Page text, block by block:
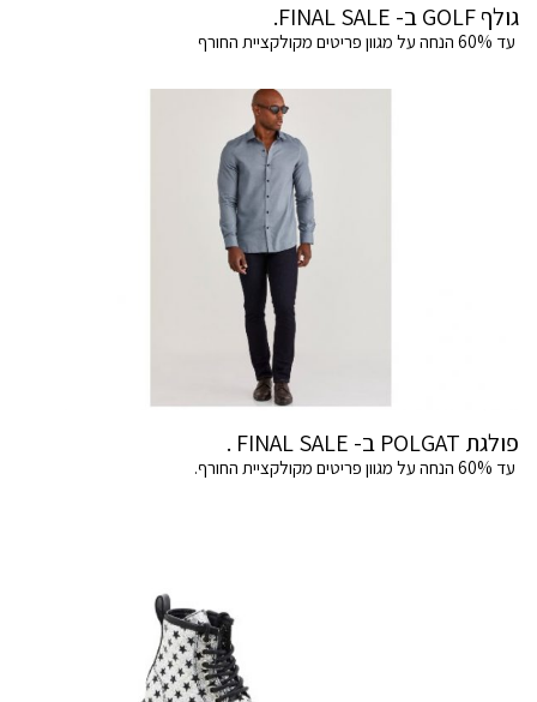
גולף GOLF ב- FINAL SALE.
עד 60% הנחה על מגוון פריטים מקולקציית החורף
פולגת POLGAT ב- FINAL SALE .
עד 60% הנחה על מגוון פריטים מקולקציית החורף.